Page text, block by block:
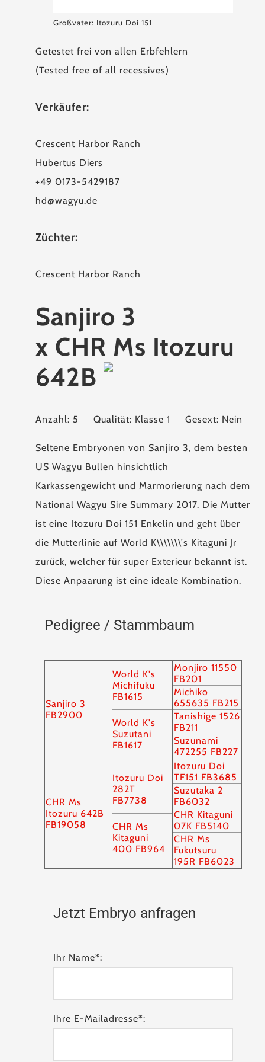
Großvater: Itozuru Doi 151
Getestet frei von allen Erbfehlern
(Tested free of all recessives)
Verkäufer:
Crescent Harbor Ranch
Hubertus Diers
+49 0173-5429187
hd@wagyu.de
Züchter:
Crescent Harbor Ranch
Sanjiro 3
x CHR Ms Itozuru
642B
Anzahl: 5 Qualität: Klasse 1 Gesext: Nein
Seltene Embryonen von Sanjiro 3, dem besten
US Wagyu Bullen hinsichtlich
Karkassengewicht und Marmorierung nach dem
National Wagyu Sire Summary 2017. Die Mutter
ist eine Itozuru Doi 151 Enkelin und geht über
die Mutterlinie auf World K\\\\\\\'s Kitaguni Jr
zurück, welcher für super Exterieur bekannt ist.
Diese Anpaarung ist eine ideale Kombination.
Pedigree / Stammbaum
Sanjiro 3
FB2900
World K's
Michifuku
FB1615
World K's
Suzutani
FB1617
Monjiro 11550
FB201
Michiko
655635 FB215
Tanishige 1526
FB211
Suzunami
472255 FB227
CHR Ms
Itozuru 642B
FB19058
Itozuru Doi
282T
FB7738
CHR Ms
Kitaguni
400 FB964
Itozuru Doi
TF151 FB3685
Suzutaka 2
FB6032
CHR Kitaguni
07K FB5140
CHR Ms
Fukutsuru
195R FB6023
Jetzt Embryo anfragen
Ihr Name*:
Ihre E-Mailadresse*: